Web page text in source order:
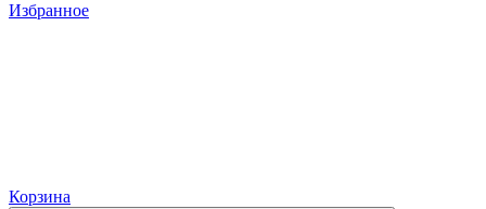
Избранное
Корзина